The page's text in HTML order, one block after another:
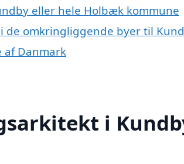
eller hele Holbæk kommune
omkringliggende byer til
Danmark
i